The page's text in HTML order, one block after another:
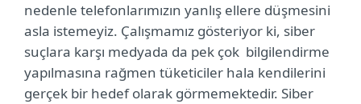
nedenle telefonlarımızın yanlış ellere düşmesini
asla istemeyiz. Çalışmamız gösteriyor ki, siber
suçlara karşı medyada da pek çok bilgilendirme
yapılmasına rağmen tüketiciler hala kendilerini
gerçek bir hedef olarak görmemektedir. Siber